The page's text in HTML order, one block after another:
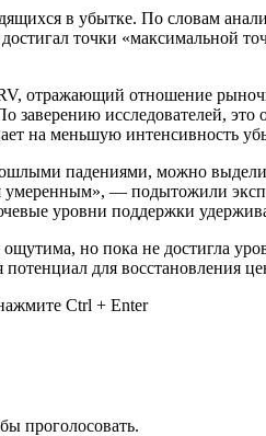
в убытке. По словам
точки «максимальной
отражающий отношение
заверению исследователей,
на меньшую интенсивность
падениями, можно
умеренным», — подытожили
уровни поддержки
но пока не достигла
для восстановления
Ctrl + Enter
проголосовать.